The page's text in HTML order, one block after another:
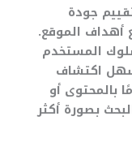
جودة
الموقع.
المستخدم
اكتشاف
بالمحتوى أو
بصورة أكثر